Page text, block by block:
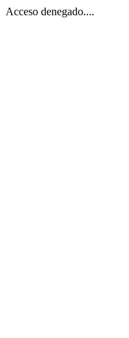
Acceso denegado....